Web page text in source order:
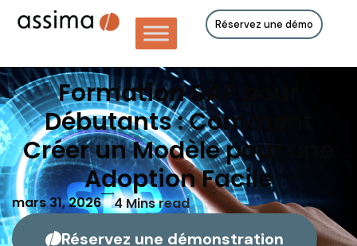
Réservez une démo
Formation SAP pour
Débutants : Comment
Créer un Modèle pour une
Adoption Facile
mars 31, 2026 4 Mins read
Réservez une démonstration